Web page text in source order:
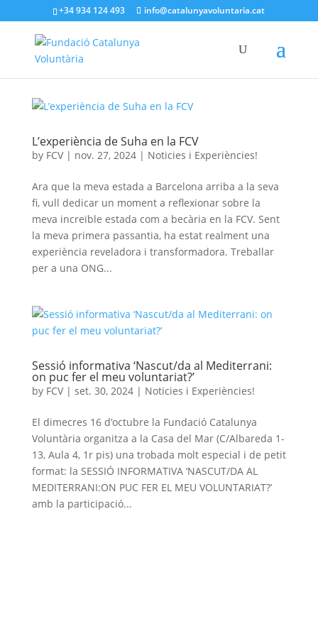
+34 934 124 493 info@catalunyavoluntaria.cat
L’experiència de Suha en la FCV
by FCV| nov. 27, 2024| Noticies i Experiències!
Ara que la meva estada a Barcelona arriba a la seva
fi, vull dedicar un moment a reflexionar sobre la
meva increïble estada com a becària en la FCV. Sent
la meva primera passantia, ha estat realment una
experiència reveladora i transformadora. Treballar
per a una ONG...
Sessió informativa ‘Nascut/da al Mediterrani:
on puc fer el meu voluntariat?’
by FCV| set. 30, 2024| Noticies i Experiències!
El dimecres 16 d’octubre la Fundació Catalunya
Voluntària organitza a la Casa del Mar (C/Albareda 1-
13, Aula 4, 1r pis) una trobada molt especial i de petit
format: la SESSIÓ INFORMATIVA ‘NASCUT/DA AL
MEDITERRANI:ON PUC FER EL MEU VOLUNTARIAT?’
amb la participació...